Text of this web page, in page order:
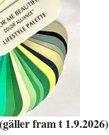
fram t 1.9.2026)